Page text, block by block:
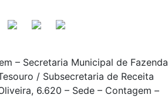
– Secretaria Municipal de Fazenda
/ Subsecretaria de Receita
6.620 – Sede – Contagem –